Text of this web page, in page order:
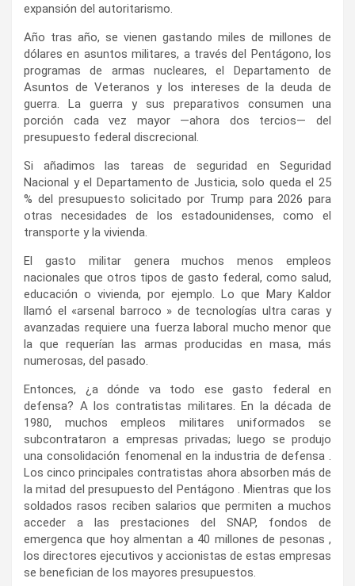
expansión del autoritarismo.
Año tras año, se vienen gastando miles de millones de
dólares en asuntos militares, a través del Pentágono, los
programas de armas nucleares, el Departamento de
Asuntos de Veteranos y los intereses de la deuda de
guerra. La guerra y sus preparativos consumen una
porción cada vez mayor —ahora dos tercios— del
presupuesto federal discrecional.
Si añadimos las tareas de seguridad en Seguridad
Nacional y el Departamento de Justicia, solo queda el 25
% del presupuesto solicitado por Trump para 2026 para
otras necesidades de los estadounidenses, como el
transporte y la vivienda.
El gasto militar genera muchos menos empleos
nacionales que otros tipos de gasto federal, como salud,
educación o vivienda, por ejemplo. Lo que Mary Kaldor
llamó el «arsenal barroco » de tecnologías ultra caras y
avanzadas requiere una fuerza laboral mucho menor que
la que requerían las armas producidas en masa, más
numerosas, del pasado.
Entonces, ¿a dónde va todo ese gasto federal en
defensa? A los contratistas militares. En la década de
1980, muchos empleos militares uniformados se
subcontrataron a empresas privadas; luego se produjo
una consolidación fenomenal en la industria de defensa .
Los cinco principales contratistas ahora absorben más de
la mitad del presupuesto del Pentágono . Mientras que los
soldados rasos reciben salarios que permiten a muchos
acceder a las prestaciones del SNAP, fondos de
emergenca que hoy almentan a 40 millones de pesonas ,
los directores ejecutivos y accionistas de estas empresas
se benefician de los mayores presupuestos.